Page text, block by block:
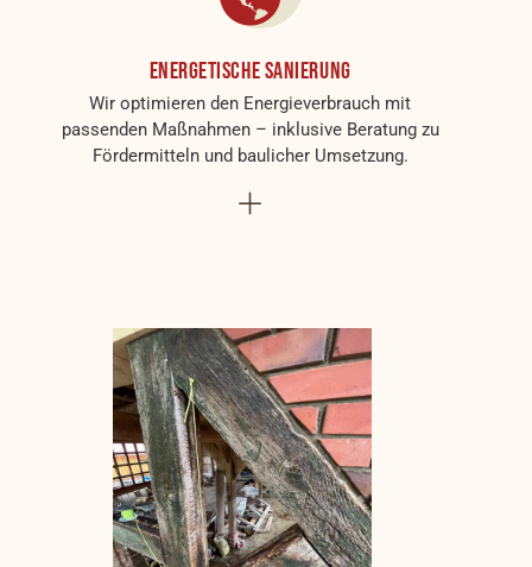
Energetische Sanierung
Wir optimieren den Energieverbrauch mit
passenden Maßnahmen – inklusive Beratung zu
Fördermitteln und baulicher Umsetzung.